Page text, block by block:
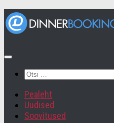
Otsi:
Pealeht
Uudised
Soovitused